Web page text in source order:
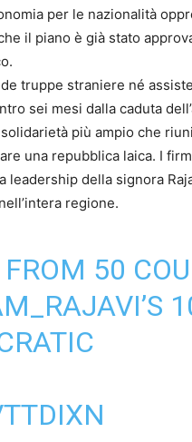
per le nazionalità
il piano è già stato
truppe straniere né
sei mesi dalla caduta
più ampio che
una repubblica laica. I
della signora
regione.
50
’S